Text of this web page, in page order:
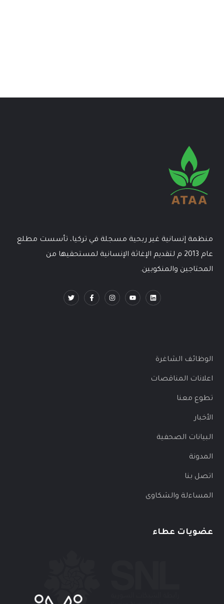
منظمة إنسانية غير ربحية مسجلة في تركيا، تأسست مطلع
عام 2013 م لتقديم الإغاثة الإنسانية لمستحقيها من
المحتاجين والمنكوبين.
الوظائف الشاغرة
اعلانات المناقصات
تطوع معنا
الأخبار
البيانات الصحفية
المدونة
اتصل بنا
المساءلة والشكاوى
عضويات عطاء